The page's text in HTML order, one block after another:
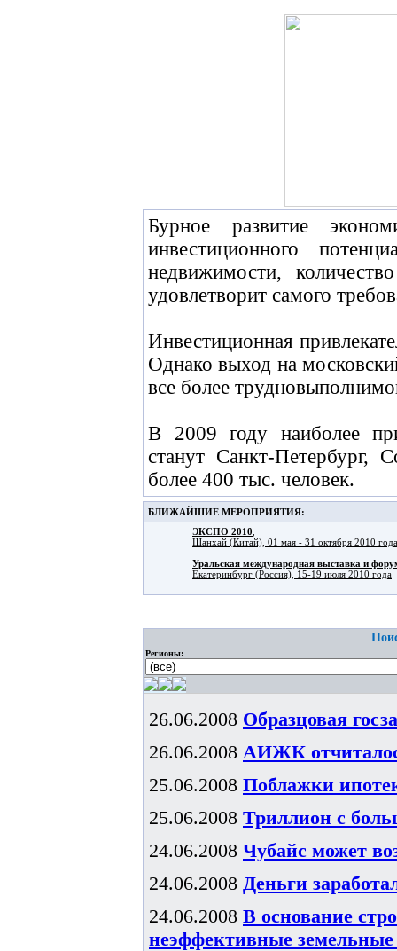
Бурное развитие
инвестиционного
недвижимости,
удовлетворит самого
Инвестиционная
Однако выход на
все более
В 2009 году наиболее
станут Санкт-Петербург,
более 400 тыс. человек.
БЛИЖАЙШИЕ МЕРОПРИЯТИЯ:
ЭКСПО 2010
Шанхай (Китай), 01 мая - 31 октября 2010 года
Уральская международная выставка и
Екатеринбург (Россия), 15-19 июля 2010 года
Регионы:
26.06.2008 Образцовая
26.06.2008 АИЖК
25.06.2008 Поблажки
25.06.2008 Триллион с
24.06.2008 Чубайс может
24.06.2008 Деньги
24.06.2008 В основание
неэффективные земельные